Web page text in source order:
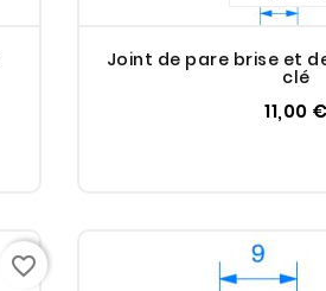
Joint de pare brise et
clé
11,00 €
favorite_border